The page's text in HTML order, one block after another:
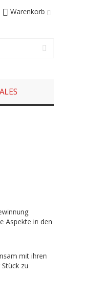
Warenkorb
Aspekte in den
mit ihren
zu